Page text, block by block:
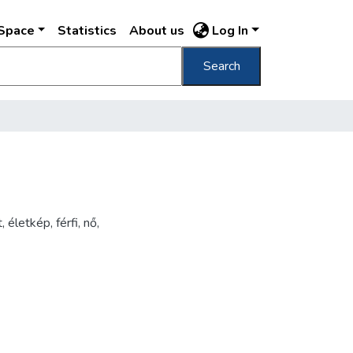
Statistics About us Log In
Search
életkép, férfi, nő,